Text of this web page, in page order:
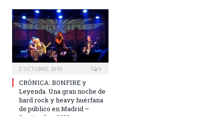
2 OCTUBRE, 2019 0
CRÓNICA: BONFIRE y
Leyenda. Una gran noche de
hard rock y heavy huérfana
de público en Madrid –